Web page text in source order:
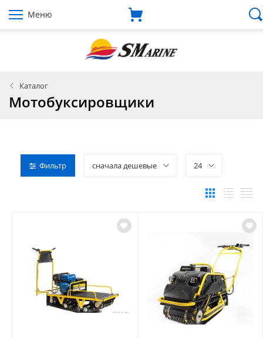
Меню
Каталог
Мотобуксировщики
Фильтр сначала дешевые 24